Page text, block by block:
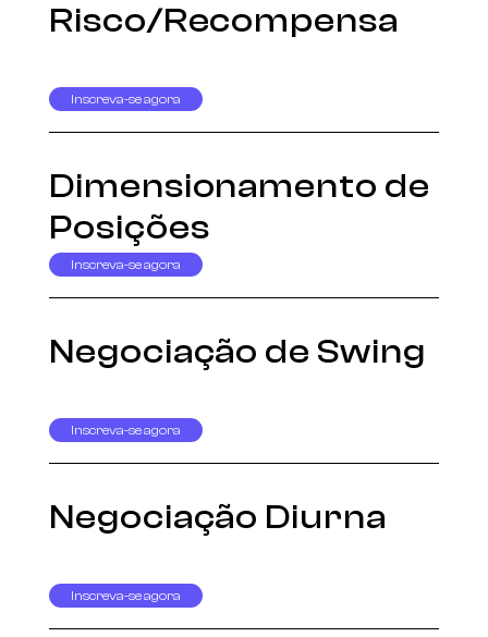
Risco/Recompensa
Inscreva-se agora
Dimensionamento de
Posições
Inscreva-se agora
Negociação de Swing
Inscreva-se agora
Negociação Diurna
Inscreva-se agora